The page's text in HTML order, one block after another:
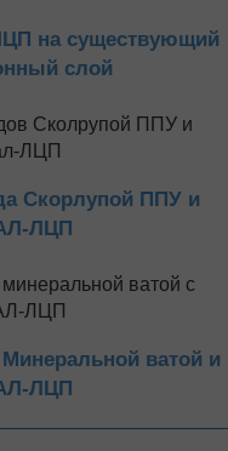
на существующий
слой
Скорлупой ППУ и
ЛЦП
ватой и
ЛЦП